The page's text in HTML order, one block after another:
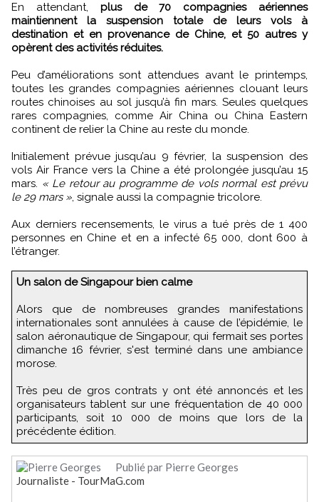
En attendant, plus de 70 compagnies aériennes
maintiennent la suspension totale de leurs vols à
destination et en provenance de Chine, et 50 autres y
opèrent des activités réduites.
Peu d’améliorations sont attendues avant le printemps,
toutes les grandes compagnies aériennes clouant leurs
routes chinoises au sol jusqu’à fin mars. Seules quelques
rares compagnies, comme Air China ou China Eastern
continent de relier la Chine au reste du monde.
Initialement prévue jusqu’au 9 février, la suspension des
vols Air France vers la Chine a été prolongée jusqu’au 15
mars. « Le retour au programme de vols normal est prévu
le 29 mars », signale aussi la compagnie tricolore.
Aux derniers recensements, le virus a tué près de 1 400
personnes en Chine et en a infecté 65 000, dont 600 à
l’étranger.
Un salon de Singapour bien calme
Alors que de nombreuses grandes manifestations
internationales sont annulées à cause de l’épidémie, le
salon aéronautique de Singapour, qui fermait ses portes
dimanche 16 février, s'est terminé dans une ambiance
morose.
Très peu de gros contrats y ont été annoncés et les
organisateurs tablent sur une fréquentation de 40 000
participants, soit 10 000 de moins que lors de la
précédente édition.
Publié par Pierre Georges
Journaliste - TourMaG.com